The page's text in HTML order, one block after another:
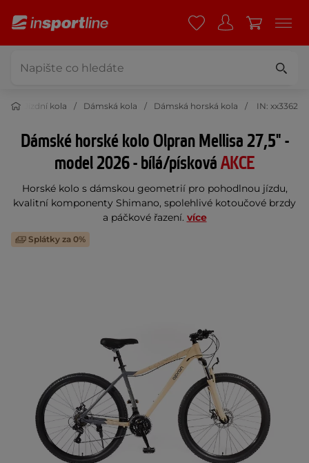
Jízdní kola Dámská kola Dámská horská kola IN: xx3362
Dámské horské kolo Olpran Mellisa 27,5" -
model 2026 - bílá/pískováAKCE
Horské kolo s dámskou geometrií pro pohodlnou jízdu,
kvalitní komponenty Shimano, spolehlivé kotoučové brzdy
a páčkové řazení. více
Splátky za 0%